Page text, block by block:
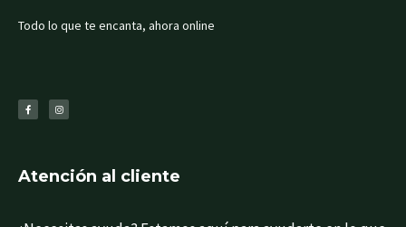
Todo lo que te encanta, ahora online
c
e
b
s
t
a
Atención al cliente